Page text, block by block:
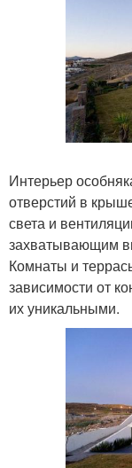
Интерьер
отверстий в
света и
захватывающим
Комнаты и
зависимости от
их уникальными.